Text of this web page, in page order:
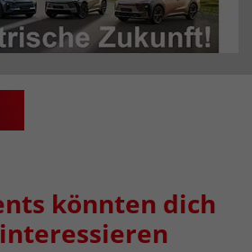
könnten dich